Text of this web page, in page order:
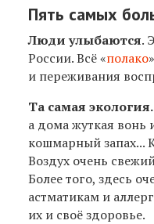
Пять самых
Люди улыбаются.
России. Всё «полако
и переживания
Та самая экология.
а дома жуткая вонь
кошмарный запах...
Воздух очень
Более того, здесь
астматикам и
их и своё здоровье.